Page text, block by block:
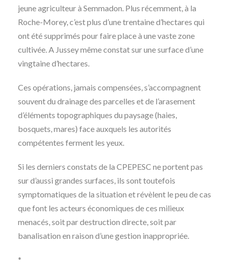
jeune agriculteur à Semmadon. Plus récemment, à la
Roche-Morey, c’est plus d’une trentaine d’hectares qui
ont été supprimés pour faire place à une vaste zone
cultivée. A Jussey même constat sur une surface d’une
vingtaine d’hectares.
Ces opérations, jamais compensées, s’accompagnent
souvent du drainage des parcelles et de l’arasement
d’éléments topographiques du paysage (haies,
bosquets, mares) face auxquels les autorités
compétentes ferment les yeux.
Si les derniers constats de la CPEPESC ne portent pas
sur d’aussi grandes surfaces, ils sont toutefois
symptomatiques de la situation et révèlent le peu de cas
que font les acteurs économiques de ces milieux
menacés, soit par destruction directe, soit par
banalisation en raison d’une gestion inappropriée.
*